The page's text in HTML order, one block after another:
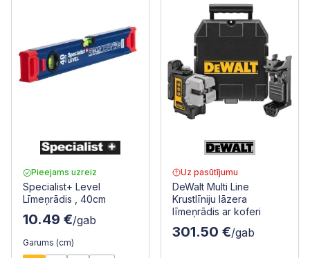
Pieejams uzreiz
Specialist+ Level
Līmeņrādis , 40cm
10.49 €/gab
Garums (cm)
Uz pasūtījumu
DeWalt Multi Line
Krustlīniju lāzera
līmeņrādis ar koferi
301.50 €/gab